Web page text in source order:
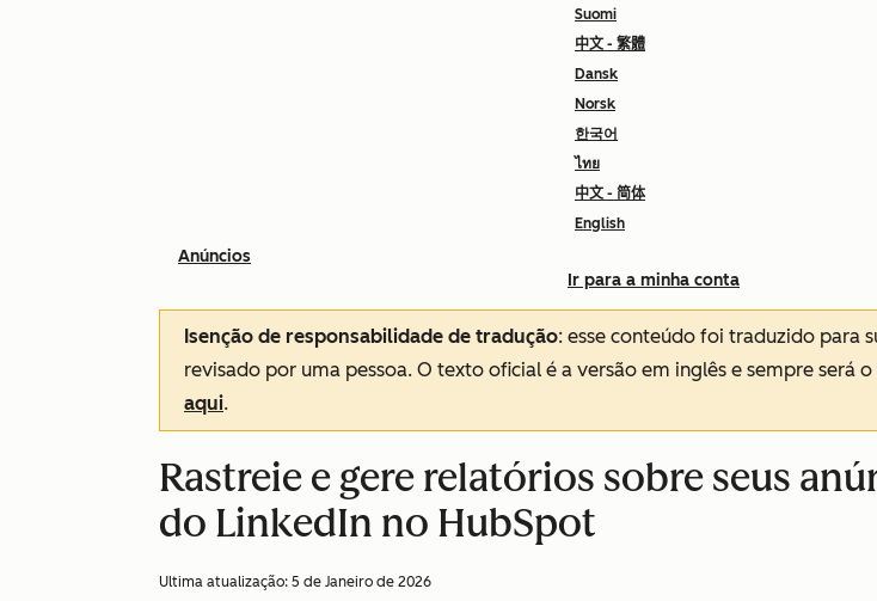
Suomi
中文 - 繁體
Dansk
Norsk
한국어
ไทย
中文 - 简体
English
Ir para a minha conta
Anúncios
Isenção de responsabilidade de tradução: esse conteúdo foi traduzido para
revisado por uma pessoa. O texto oficial é a versão em inglês e sempre será
aqui.
Rastreie e gere relatórios sobre seus
do LinkedIn no HubSpot
Ultima atualização: 5 de Janeiro de 2026